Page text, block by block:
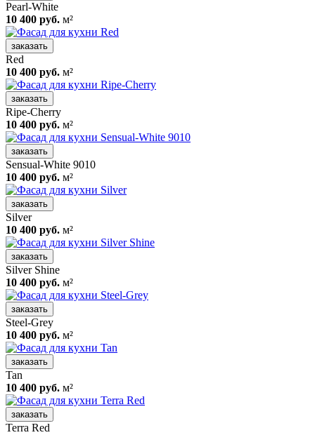
Pearl-White
10 400 руб. м²
заказать
Red
10 400 руб. м²
заказать
Ripe-Cherry
10 400 руб. м²
заказать
Sensual-White 9010
10 400 руб. м²
заказать
Silver
10 400 руб. м²
заказать
Silver Shine
10 400 руб. м²
заказать
Steel-Grey
10 400 руб. м²
заказать
Tan
10 400 руб. м²
заказать
Terra Red